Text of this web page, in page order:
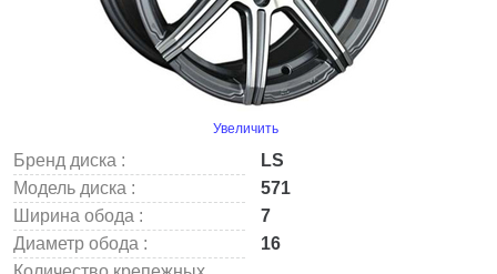
Увеличить
Бренд диска :
LS
Модель диска :
571
Ширина обода :
7
Диаметр обода :
16